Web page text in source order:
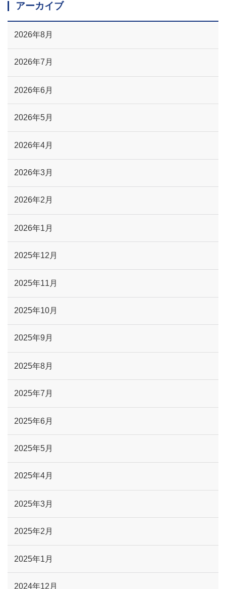
アーカイブ
2026年8月
2026年7月
2026年6月
2026年5月
2026年4月
2026年3月
2026年2月
2026年1月
2025年12月
2025年11月
2025年10月
2025年9月
2025年8月
2025年7月
2025年6月
2025年5月
2025年4月
2025年3月
2025年2月
2025年1月
2024年12月